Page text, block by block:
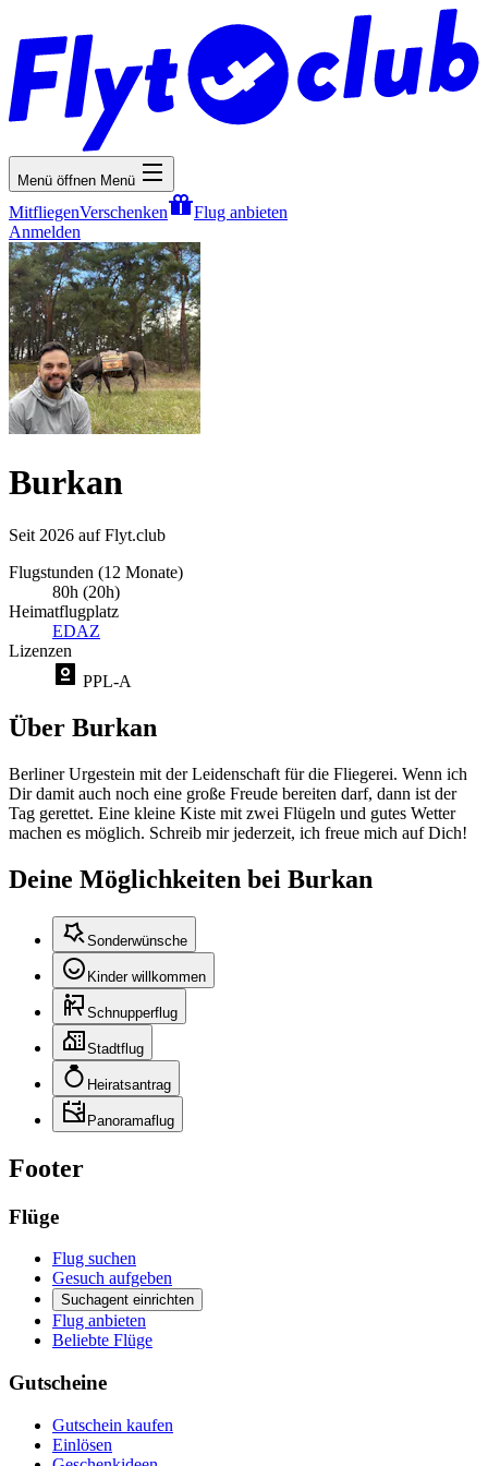
Menü öffnen Menü
MitfliegenVerschenken
Flug anbieten
Anmelden
Burkan
Seit 2026 auf Flyt.club
Flugstunden (12 Monate)
80h (20h)
Heimatflugplatz
EDAZ
Lizenzen
PPL-A
Über Burkan
Berliner Urgestein mit der Leidenschaft für die Fliegerei. Wenn ich
Dir damit auch noch eine große Freude bereiten darf, dann ist der
Tag gerettet. Eine kleine Kiste mit zwei Flügeln und gutes Wetter
machen es möglich. Schreib mir jederzeit, ich freue mich auf Dich!
Deine Möglichkeiten bei Burkan
Sonderwünsche
Kinder willkommen
Schnupperflug
Stadtflug
Heiratsantrag
Panoramaflug
Footer
Flüge
Flug suchen
Gesuch aufgeben
Suchagent einrichten
Flug anbieten
Beliebte Flüge
Gutscheine
Gutschein kaufen
Einlösen